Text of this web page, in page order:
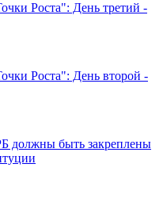
Роста": День третий -
Роста": День второй -
должны быть закреплены